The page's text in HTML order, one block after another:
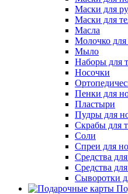
Маски для
Маски для
Масла
Молочко для
Мыло
Наборы для
Носочки
Пенки для
Пластыри
Пудры для
Скрабы для
Соли
Спреи для
Средства
Средства
Сыворотки